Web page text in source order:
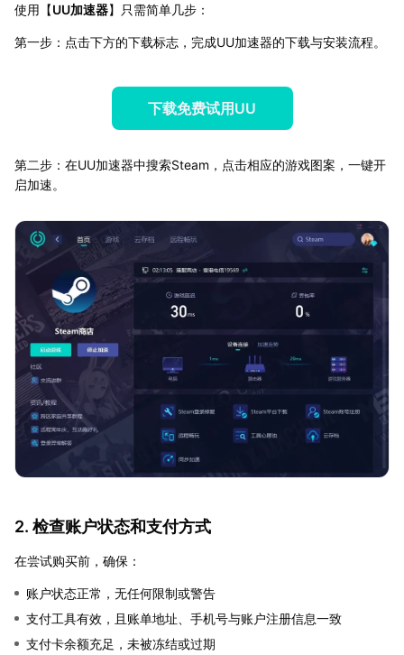
使用【UU加速器】只需简单几步：
第一步：点击下方的下载标志，完成UU加速器的下载与安装流程。
下载免费试用UU
第二步：在UU加速器中搜索Steam，点击相应的游戏图案，一键开
启加速。
2. 检查账户状态和支付方式
在尝试购买前，确保：
账户状态正常，无任何限制或警告
支付工具有效，且账单地址、手机号与账户注册信息一致
支付卡余额充足，未被冻结或过期